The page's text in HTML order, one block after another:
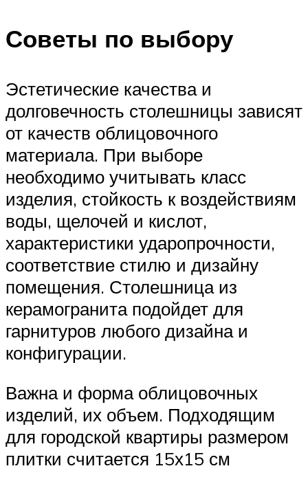
Советы по выбору
Эстетические качества и
долговечность столешницы зависят
от качеств облицовочного
материала. При выборе
необходимо учитывать класс
изделия, стойкость к воздействиям
воды, щелочей и кислот,
характеристики ударопрочности,
соответствие стилю и дизайну
помещения. Столешница из
керамогранита подойдет для
гарнитуров любого дизайна и
конфигурации.
Важна и форма облицовочных
изделий, их объем. Подходящим
для городской квартиры размером
плитки считается 15х15 см